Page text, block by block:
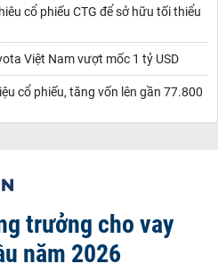
cổ phiếu CTG để sở hữu tối thiểu
Việt Nam vượt mốc 1 tỷ USD
cổ phiếu, tăng vốn lên gần 77.800
trưởng cho vay
năm 2026